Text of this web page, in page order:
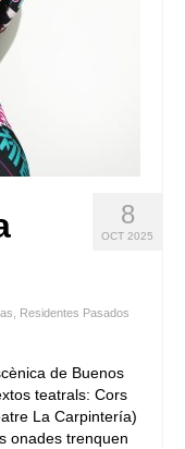
8
OCT 2025
Residentes Pasados
de Buenos
teatrals: Cors
La Carpintería)
onades trenquen